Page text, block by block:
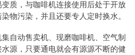
质，与咖啡机连接使用后处于开放
物污染，并且还要专人定时换水。
自动售卖机、现磨咖啡机、空气制
源，只要通电就会有源源不断的健